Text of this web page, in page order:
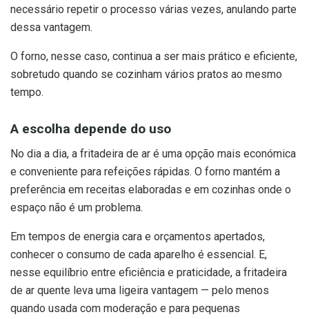
necessário repetir o processo várias vezes, anulando parte
dessa vantagem.
O forno, nesse caso, continua a ser mais prático e eficiente,
sobretudo quando se cozinham vários pratos ao mesmo
tempo.
A escolha depende do uso
No dia a dia, a fritadeira de ar é uma opção mais económica
e conveniente para refeições rápidas. O forno mantém a
preferência em receitas elaboradas e em cozinhas onde o
espaço não é um problema.
Em tempos de energia cara e orçamentos apertados,
conhecer o consumo de cada aparelho é essencial. E,
nesse equilíbrio entre eficiência e praticidade, a fritadeira
de ar quente leva uma ligeira vantagem — pelo menos
quando usada com moderação e para pequenas